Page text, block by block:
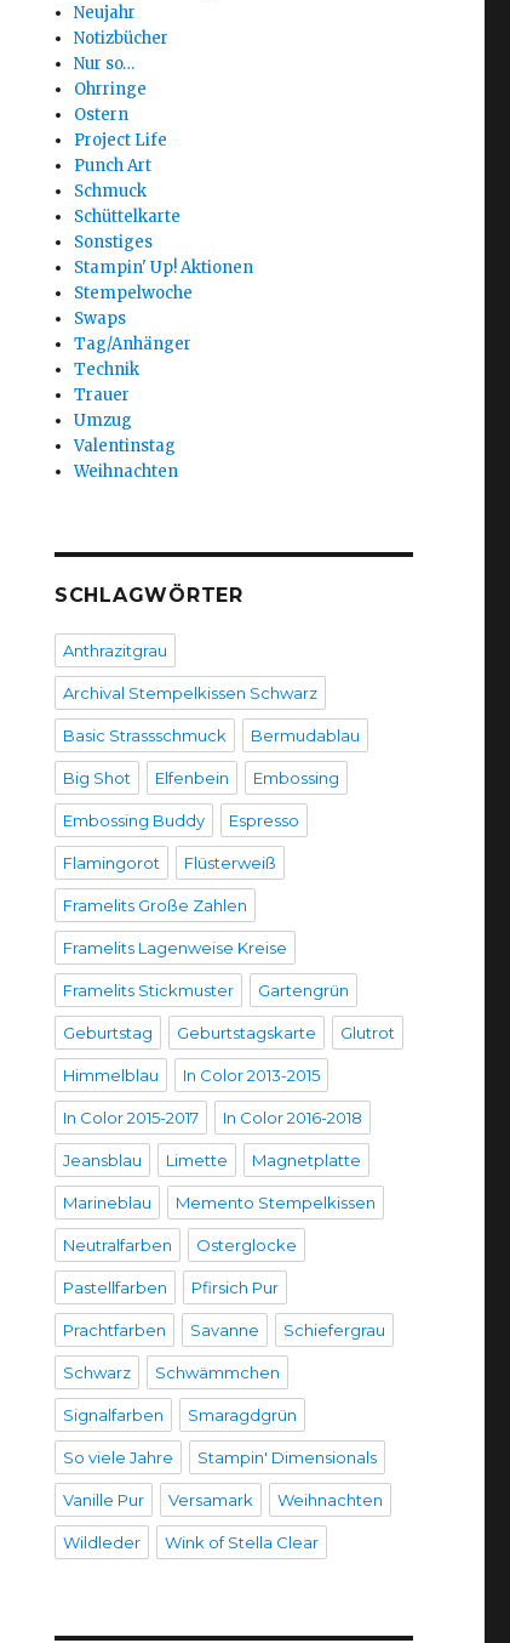
Neujahr
Notizbücher
Nur so…
Ohrringe
Ostern
Project Life
Punch Art
Schmuck
Schüttelkarte
Sonstiges
Stampin' Up! Aktionen
Stempelwoche
Swaps
Tag/Anhänger
Technik
Trauer
Umzug
Valentinstag
Weihnachten
SCHLAGWÖRTER
Anthrazitgrau
Archival Stempelkissen Schwarz
Basic Strassschmuck Bermudablau
Big Shot Elfenbein Embossing
Embossing Buddy Espresso
Flamingorot Flüsterweiß
Framelits Große Zahlen
Framelits Lagenweise Kreise
Framelits Stickmuster Gartengrün
Geburtstag Geburtstagskarte Glutrot
Himmelblau In Color 2013-2015
In Color 2015-2017 In Color 2016-2018
Jeansblau Limette Magnetplatte
Marineblau Memento Stempelkissen
Neutralfarben Osterglocke
Pastellfarben Pfirsich Pur
Prachtfarben Savanne Schiefergrau
Schwarz Schwämmchen
Signalfarben Smaragdgrün
So viele Jahre Stampin' Dimensionals
Vanille Pur Versamark Weihnachten
Wildleder Wink of Stella Clear